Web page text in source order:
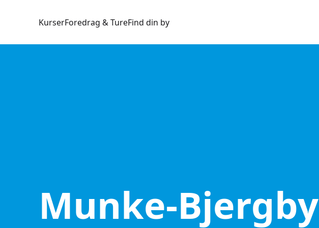
KurserForedrag & TureFind din by
Munke-Bjergby